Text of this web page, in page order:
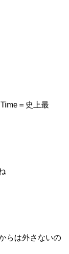
＝史上最
らは外さないの